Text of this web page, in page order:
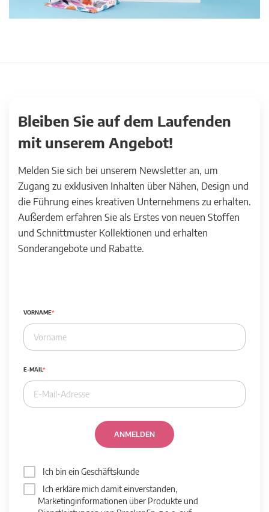
Bleiben Sie auf dem Laufenden
mit unserem Angebot!
Melden Sie sich bei unserem Newsletter an, um
Zugang zu exklusiven Inhalten über Nähen, Design und
die Führung eines kreativen Unternehmens zu erhalten.
Außerdem erfahren Sie als Erstes von neuen Stoffen
und Schnittmuster Kollektionen und erhalten
Sonderangebote und Rabatte.
VORNAME
E-MAIL
ANMELDEN
Ich bin ein Geschäftskunde
Ich erkläre mich damit einverstanden,
Marketinginformationen über Produkte und